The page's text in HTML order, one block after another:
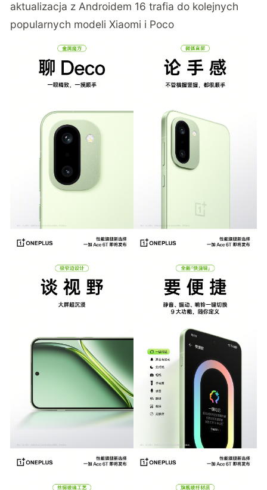
aktualizacja z Androidem 16 trafia do kolejnych
popularnych modeli Xiaomi i Poco